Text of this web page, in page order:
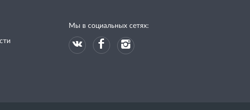
Мы в социальных сетях: